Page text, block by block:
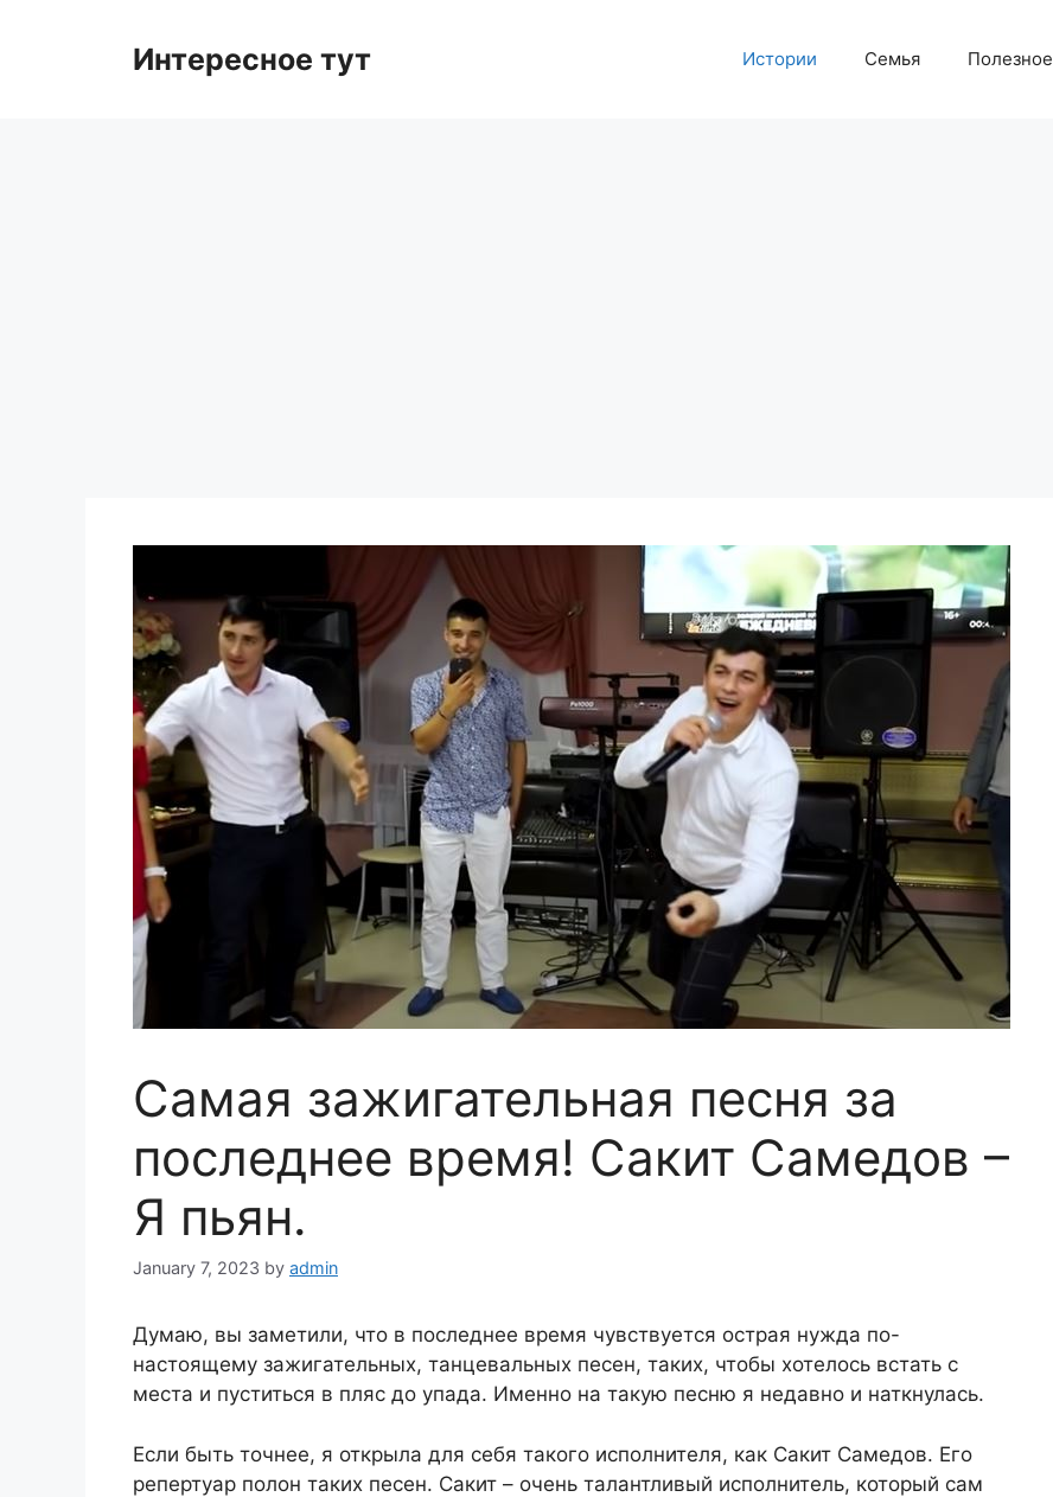
Интересное тут Истории Семья Полезное
Самая зажигательная песня за
последнее время! Сакит Самедов –
Я пьян.
January 7, 2023 by admin
Думаю, вы заметили, что в последнее время чувствуется острая нужда по-
настоящему зажигательных, танцевальных песен, таких, чтобы хотелось встать с
места и пуститься в пляс до упада. Именно на такую песню я недавно и наткнулась.
Если быть точнее, я открыла для себя такого исполнителя, как Сакит Самедов. Его
репертуар полон таких песен. Сакит – очень талантливый исполнитель, который сам